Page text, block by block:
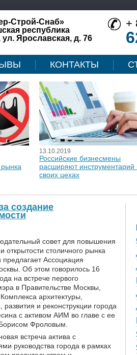
Строй-Снаб»
республика
ул. Ярославская, д. 76
+
КОНТАКТЫ
рынка
13.10.2019
Российские бизнесмены
расширяют инструментарий
своих цехах
создание
совет для повышения
открытости столичного рынка
Ассоциация
Об этом говорилось 16
на встрече первого
в Правительстве Москвы,
архитектуры,
развития и реконструкции города
с активом АИМ во главе с ее
Фроловым.
встреча актива с
руководства города в рамках